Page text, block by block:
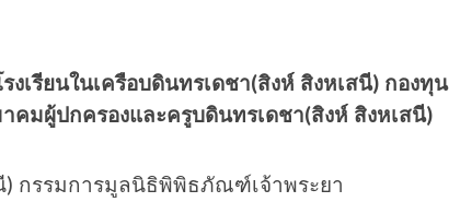
เรียนในเครือบดินทรเดชา(สิงห์ สิงหเสนี) กองทุน
คมผู้ปกครองและครูบดินทรเดชา(สิงห์ สิงหเสนี)
) กรรมการมูลนิธิพิพิธภัณฑ์เจ้าพระยา